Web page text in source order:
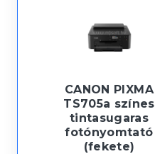
CANON PIXMA
TS705a színes
tintasugaras
fotónyomtató
(fekete)